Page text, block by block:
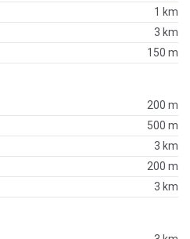
1 km
3 km
150 m
200 m
500 m
3 km
200 m
3 km